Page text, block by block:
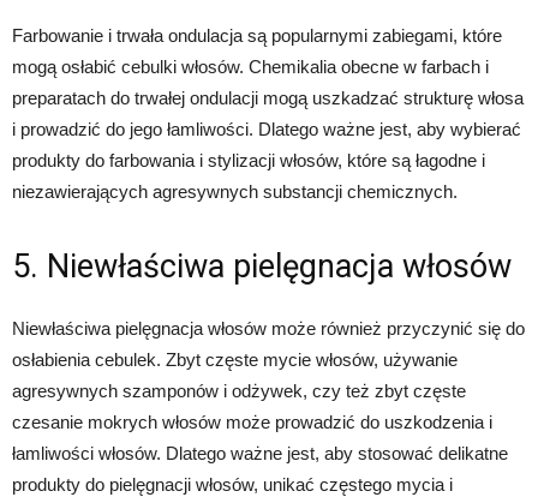
Farbowanie i trwała ondulacja są popularnymi zabiegami, które
mogą osłabić cebulki włosów. Chemikalia obecne w farbach i
preparatach do trwałej ondulacji mogą uszkadzać strukturę włosa
i prowadzić do jego łamliwości. Dlatego ważne jest, aby wybierać
produkty do farbowania i stylizacji włosów, które są łagodne i
niezawierających agresywnych substancji chemicznych.
5. Niewłaściwa pielęgnacja włosów
Niewłaściwa pielęgnacja włosów może również przyczynić się do
osłabienia cebulek. Zbyt częste mycie włosów, używanie
agresywnych szamponów i odżywek, czy też zbyt częste
czesanie mokrych włosów może prowadzić do uszkodzenia i
łamliwości włosów. Dlatego ważne jest, aby stosować delikatne
produkty do pielęgnacji włosów, unikać częstego mycia i